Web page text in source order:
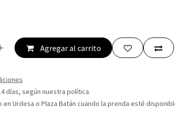
Agregar al carrito
días, según nuestra política.
Urdesa o Plaza Batán cuando la prenda esté